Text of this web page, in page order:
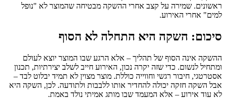
ראשונים. שמירה על קצב אחרי ההשקה מבטיחה שהמוצר לא "נופל
למים" אחרי האירוע.
סיכום: השקה היא התחלה לא הסוף
ההשקה אינה הסוף של תהליך – אלא הרגע שבו המוצר יוצא לעולם
ומתחיל לנשום. כדי שזה יקרה נכון, האירוע חייב לשלב יצירתיות, תכנון
אסטרטגי, חיבור רגשי וחווייה כוללת. מוצר מצוין לא תמיד יבלוט לבד –
אבל השקה חזקה יכולה להחדיר אותו ללבבות ולתודעה. לכן, השקה היא
לא עוד אירוע – אלא המעמד שבו מותג אמיתי נולד באמת.